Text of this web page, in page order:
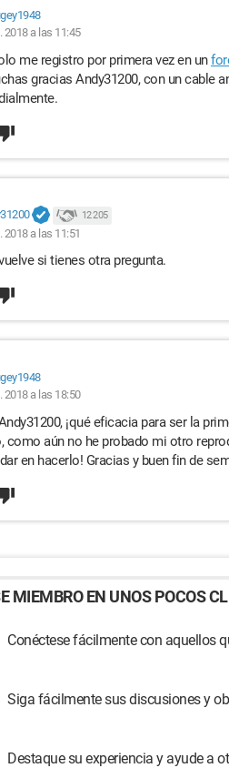
2018 a las 11:45
me registro por primera vez en un
gracias Andy31200, con un cable
12 205
2018 a las 11:51
si tienes otra pregunta.
2018 a las 18:50
¡qué eficacia para ser la
como aún no he probado mi otro
en hacerlo! Gracias y buen fin de
MIEMBRO EN UNOS POCOS
Conéctese fácilmente con aquellos
Siga fácilmente sus discusiones y
Destaque su experiencia y ayude a